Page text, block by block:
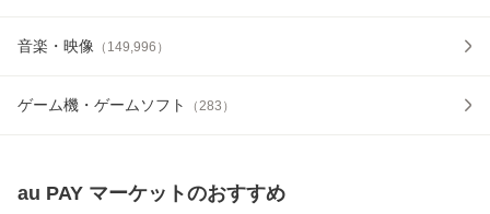
音楽・映像 （ 149,996 ）
ゲーム機・ゲームソフト （283 ）
au PAY マーケットのおすすめ